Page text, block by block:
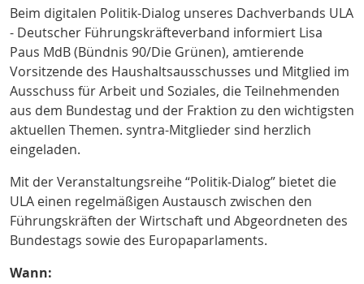
Beim digitalen Politik-Dialog unseres Dachverbands ULA
- Deutscher Führungskräfteverband informiert Lisa
Paus MdB (Bündnis 90/Die Grünen), amtierende
Vorsitzende des Haushaltsausschusses und Mitglied im
Ausschuss für Arbeit und Soziales, die Teilnehmenden
aus dem Bundestag und der Fraktion zu den wichtigsten
aktuellen Themen. syntra-Mitglieder sind herzlich
eingeladen.
Mit der Veranstaltungsreihe “Politik-Dialog” bietet die
ULA einen regelmäßigen Austausch zwischen den
Führungskräften der Wirtschaft und Abgeordneten des
Bundestags sowie des Europaparlaments.
Wann: